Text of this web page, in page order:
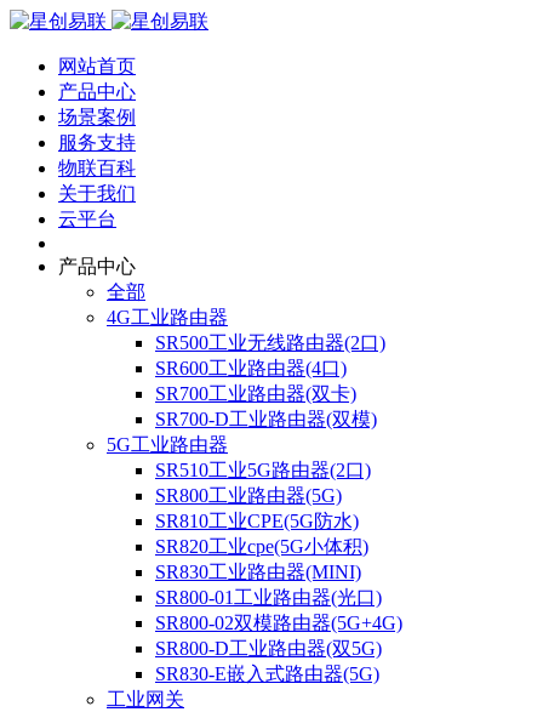
网站首页
产品中心
场景案例
服务支持
物联百科
关于我们
云平台
产品中心
全部
4G工业路由器
SR500工业无线路由器(2口)
SR600工业路由器(4口)
SR700工业路由器(双卡)
SR700-D工业路由器(双模)
5G工业路由器
SR510工业5G路由器(2口)
SR800工业路由器(5G)
SR810工业CPE(5G防水)
SR820工业cpe(5G小体积)
SR830工业路由器(MINI)
SR800-01工业路由器(光口)
SR800-02双模路由器(5G+4G)
SR800-D工业路由器(双5G)
SR830-E嵌入式路由器(5G)
工业网关